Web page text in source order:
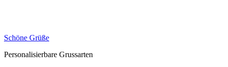
Schöne Grüße
Personalisierbare Grussarten